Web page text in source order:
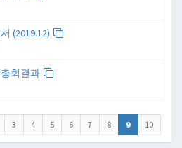
(2019.12)
회결과
3 4 5 6 7 8 9 10